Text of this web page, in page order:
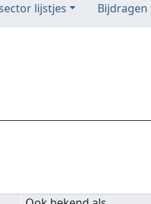
lijstjes Bijdragen